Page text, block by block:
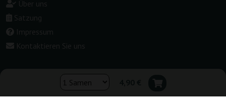
Über uns
Satzung
Impressum
Kontaktieren Sie uns
Shop wechseln: